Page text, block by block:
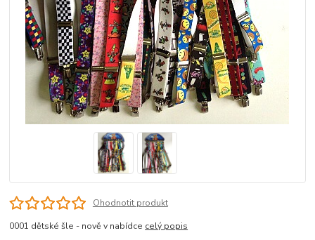
Ohodnotit produkt
0001 dětské šle - nově v nabídce celý popis